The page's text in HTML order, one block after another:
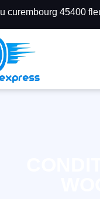
curembourg 45400